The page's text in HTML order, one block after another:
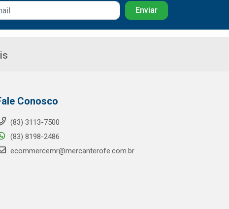
Conosco
(83) 3113-7500
(83) 8198-2486
ecommercemr@mercanterofe.com.br